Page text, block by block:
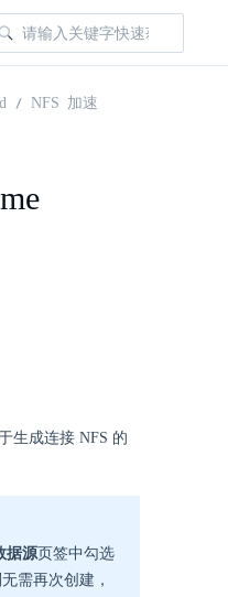
NFS 加速
生成连接 NFS 的
据源页签中勾选
无需再次创建，